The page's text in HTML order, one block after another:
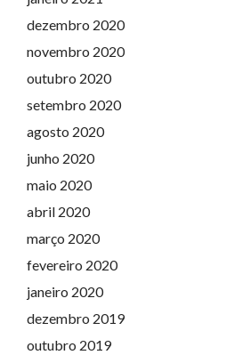
dezembro 2020
novembro 2020
outubro 2020
setembro 2020
agosto 2020
junho 2020
maio 2020
abril 2020
março 2020
fevereiro 2020
janeiro 2020
dezembro 2019
outubro 2019